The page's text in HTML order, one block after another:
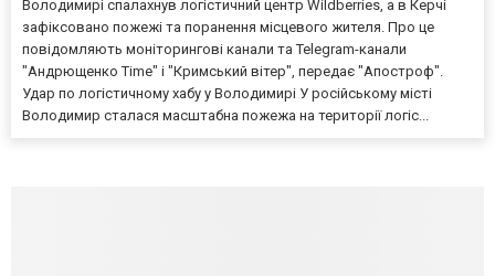
Володимирі спалахнув логістичний центр Wildberries, а в Керчі
зафіксовано пожежі та поранення місцевого жителя. Про це
повідомляють моніторингові канали та Telegram-канали
"Андрющенко Time" і "Кримський вітер", передає "Апостроф".
Удар по логістичному хабу у Володимирі У російському місті
Володимир сталася масштабна пожежа на території логіс...